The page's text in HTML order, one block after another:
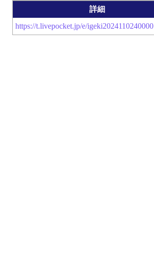
詳細
https://t.livepocket.jp/e/igeki2024110240000